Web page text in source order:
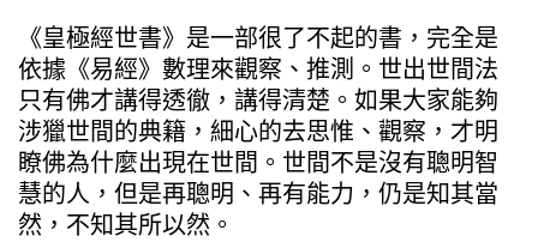
《皇極經世書》是一部很了不起的書，完全是
依據《易經》數理來觀察、推測。世出世間法
只有佛才講得透徹，講得清楚。如果大家能夠
涉獵世間的典籍，細心的去思惟、觀察，才明
瞭佛為什麼出現在世間。世間不是沒有聰明智
慧的人，但是再聰明、再有能力，仍是知其當
然，不知其所以然。